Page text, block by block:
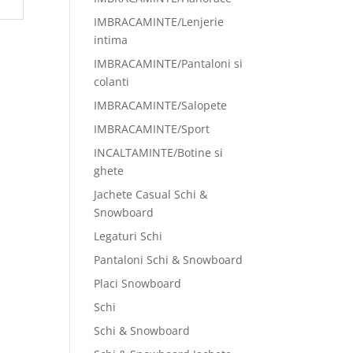
IMBRACAMINTE/Lenjerie
intima
IMBRACAMINTE/Pantaloni si
colanti
IMBRACAMINTE/Salopete
IMBRACAMINTE/Sport
INCALTAMINTE/Botine si
ghete
Jachete Casual Schi &
Snowboard
Legaturi Schi
Pantaloni Schi & Snowboard
Placi Snowboard
Schi
Schi & Snowboard